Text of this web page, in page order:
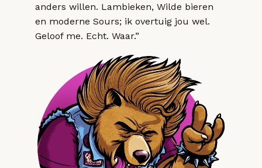
anders willen. Lambieken, Wilde bieren
en moderne Sours; ik overtuig jou wel.
Geloof me. Echt. Waar.”